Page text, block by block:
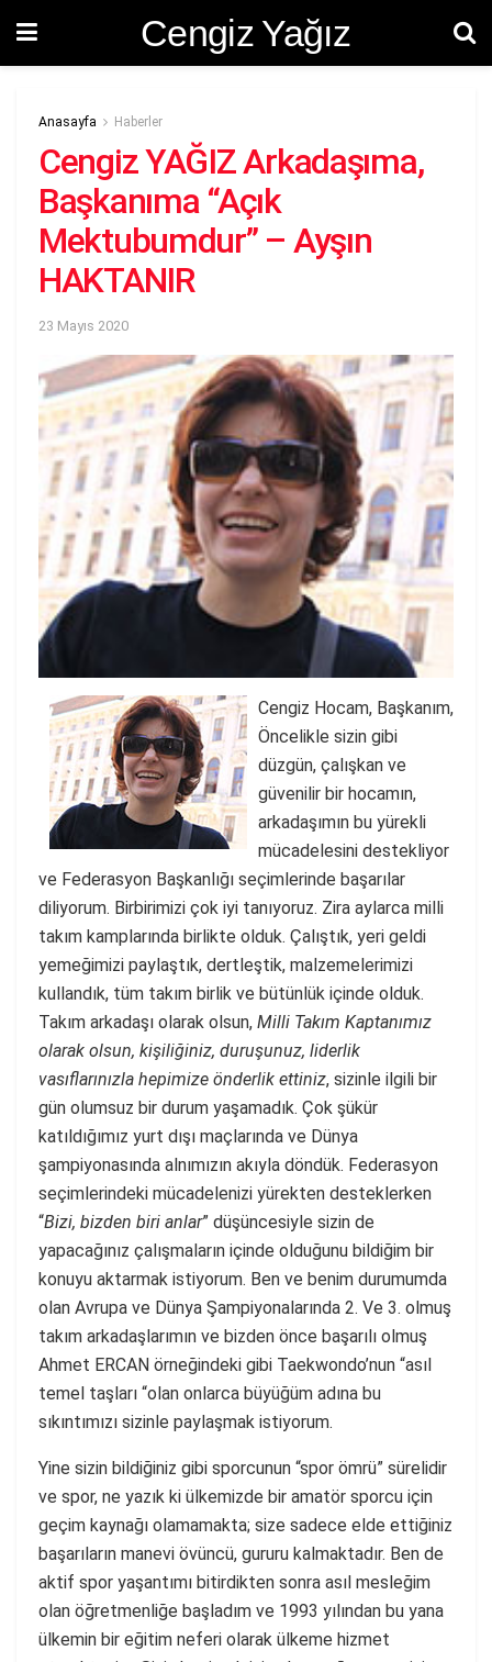
Cengiz Yağız
Anasayfa Haberler
Cengiz YAĞIZ Arkadaşıma,
Başkanıma “Açık
Mektubumdur” – Ayşın
HAKTANIR
23 Mayıs 2020
Cengiz Hocam, Başkanım,
Öncelikle sizin gibi
düzgün, çalışkan ve
güvenilir bir hocamın,
arkadaşımın bu yürekli
mücadelesini destekliyor
ve Federasyon Başkanlığı seçimlerinde başarılar
diliyorum. Birbirimizi çok iyi tanıyoruz. Zira aylarca milli
takım kamplarında birlikte olduk. Çalıştık, yeri geldi
yemeğimizi paylaştık, dertleştik, malzemelerimizi
kullandık, tüm takım birlik ve bütünlük içinde olduk.
Takım arkadaşı olarak olsun, Milli Takım Kaptanımız
olarak olsun, kişiliğiniz, duruşunuz, liderlik
vasıflarınızla hepimize önderlik ettiniz, sizinle ilgili bir
gün olumsuz bir durum yaşamadık. Çok şükür
katıldığımız yurt dışı maçlarında ve Dünya
şampiyonasında alnımızın akıyla döndük. Federasyon
seçimlerindeki mücadelenizi yürekten desteklerken
“Bizi, bizden biri anlar” düşüncesiyle sizin de
yapacağınız çalışmaların içinde olduğunu bildiğim bir
konuyu aktarmak istiyorum. Ben ve benim durumumda
olan Avrupa ve Dünya Şampiyonalarında 2. Ve 3. olmuş
takım arkadaşlarımın ve bizden önce başarılı olmuş
Ahmet ERCAN örneğindeki gibi Taekwondo’nun “asıl
temel taşları “olan onlarca büyüğüm adına bu
sıkıntımızı sizinle paylaşmak istiyorum.
Yine sizin bildiğiniz gibi sporcunun “spor ömrü” sürelidir
ve spor, ne yazık ki ülkemizde bir amatör sporcu için
geçim kaynağı olamamakta; size sadece elde ettiğiniz
başarıların manevi övüncü, gururu kalmaktadır. Ben de
aktif spor yaşantımı bitirdikten sonra asıl mesleğim
olan öğretmenliğe başladım ve 1993 yılından bu yana
ülkemin bir eğitim neferi olarak ülkeme hizmet